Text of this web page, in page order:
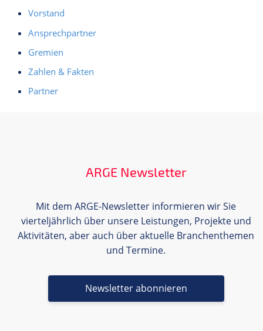
Vorstand
Ansprechpartner
Gremien
Zahlen & Fakten
Partner
ARGE Newsletter
Mit dem ARGE-Newsletter informieren wir Sie
vierteljährlich über unsere Leistungen, Projekte und
Aktivitäten, aber auch über aktuelle Branchenthemen
und Termine.
Newsletter abonnieren